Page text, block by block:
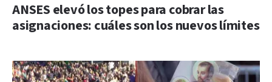
ANSES elevó los topes para cobrar las
asignaciones: cuáles son los nuevos límites